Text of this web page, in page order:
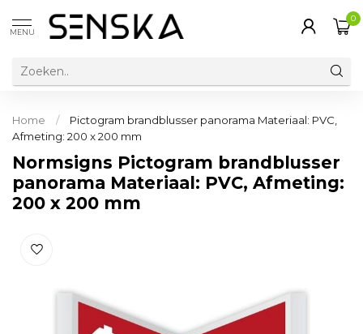
MENU
0
Home /
Pictogram brandblusser panorama Materiaal: PVC,
Afmeting: 200 x 200 mm
Normsigns Pictogram brandblusser
panorama Materiaal: PVC, Afmeting:
200 x 200 mm